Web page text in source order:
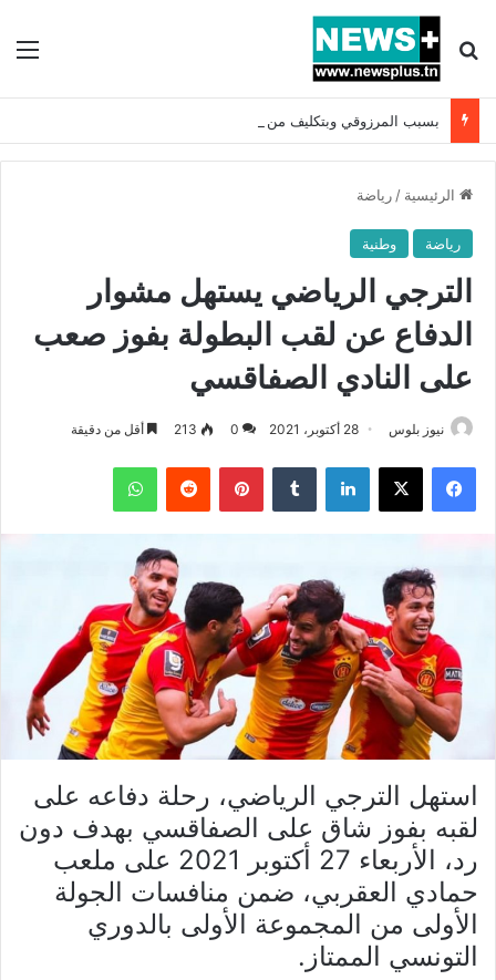
بحث عن
الرئيسية / رياضة
رياضة وطنية
الترجي الرياضي يستهل مشوار
الدفاع عن لقب البطولة بفوز صعب
على النادي الصفاقسي
نيوز بلوس 28 أكتوبر، 2021 0
213 أقل من دقيقة
فيسبوك X لينكدإن بينتيريست واتساب
استهل الترجي الرياضي، رحلة دفاعه على
لقبه بفوز شاق على الصفاقسي بهدف دون
رد، الأربعاء 27 أكتوبر 2021 على ملعب
حمادي العقربي، ضمن منافسات الجولة
الأولى من المجموعة الأولى بالدوري
التونسي الممتاز.